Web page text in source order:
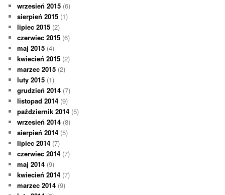
wrzesień 2015 (6)
sierpień 2015 (1)
lipiec 2015 (2)
czerwiec 2015 (6)
maj 2015 (4)
kwiecień 2015 (2)
marzec 2015 (2)
luty 2015 (1)
grudzień 2014 (7)
listopad 2014 (9)
październik 2014 (5)
wrzesień 2014 (8)
sierpień 2014 (5)
lipiec 2014 (7)
czerwiec 2014 (7)
maj 2014 (9)
kwiecień 2014 (7)
marzec 2014 (9)